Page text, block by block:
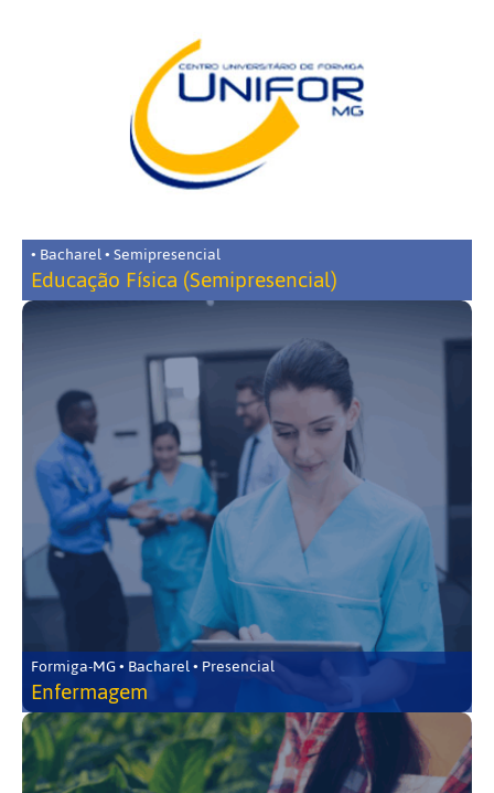
• Bacharel • Semipresencial
Educação Física (Semipresencial)
Formiga-MG • Bacharel • Presencial
Enfermagem